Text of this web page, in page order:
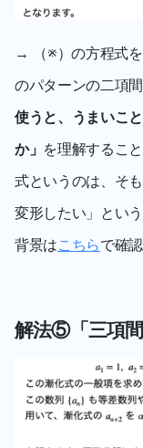
→ （※）の方程式を
のパターンの二項間
使うと、うまいこ
か」 を理解するこ
式というのは、そ
変形したい」とい
背景はこちらで確
解法⑤「三項間